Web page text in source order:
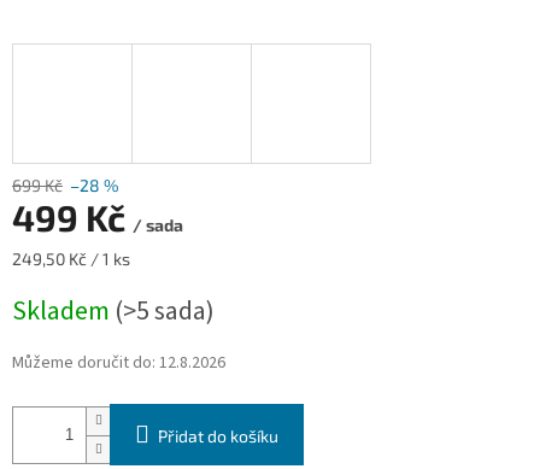
699 Kč –28 %
499 Kč / sada
Měrná
249,50 Kč / 1 ks
Skladem (>5 sada)
Můžeme doručit do: 12.8.2026
Přidat do košíku